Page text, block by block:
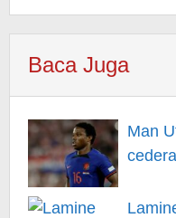
Baca Juga
Man